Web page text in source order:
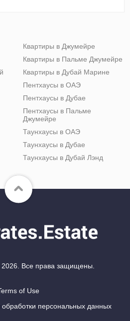
Квартиры в Джумейре
Квартиры в Пальме Джумейре
Квартиры в Дубай Марине
Пентхаусы в ОАЭ
Пентхаусы в Дубае
Пентхаусы в Пальме
Джумейре
Таунхаусы в ОАЭ
Таунхаусы в Дубае
Таунхаусы в Дубай Лэнд
Все права защищены.
of Use
персональных данных